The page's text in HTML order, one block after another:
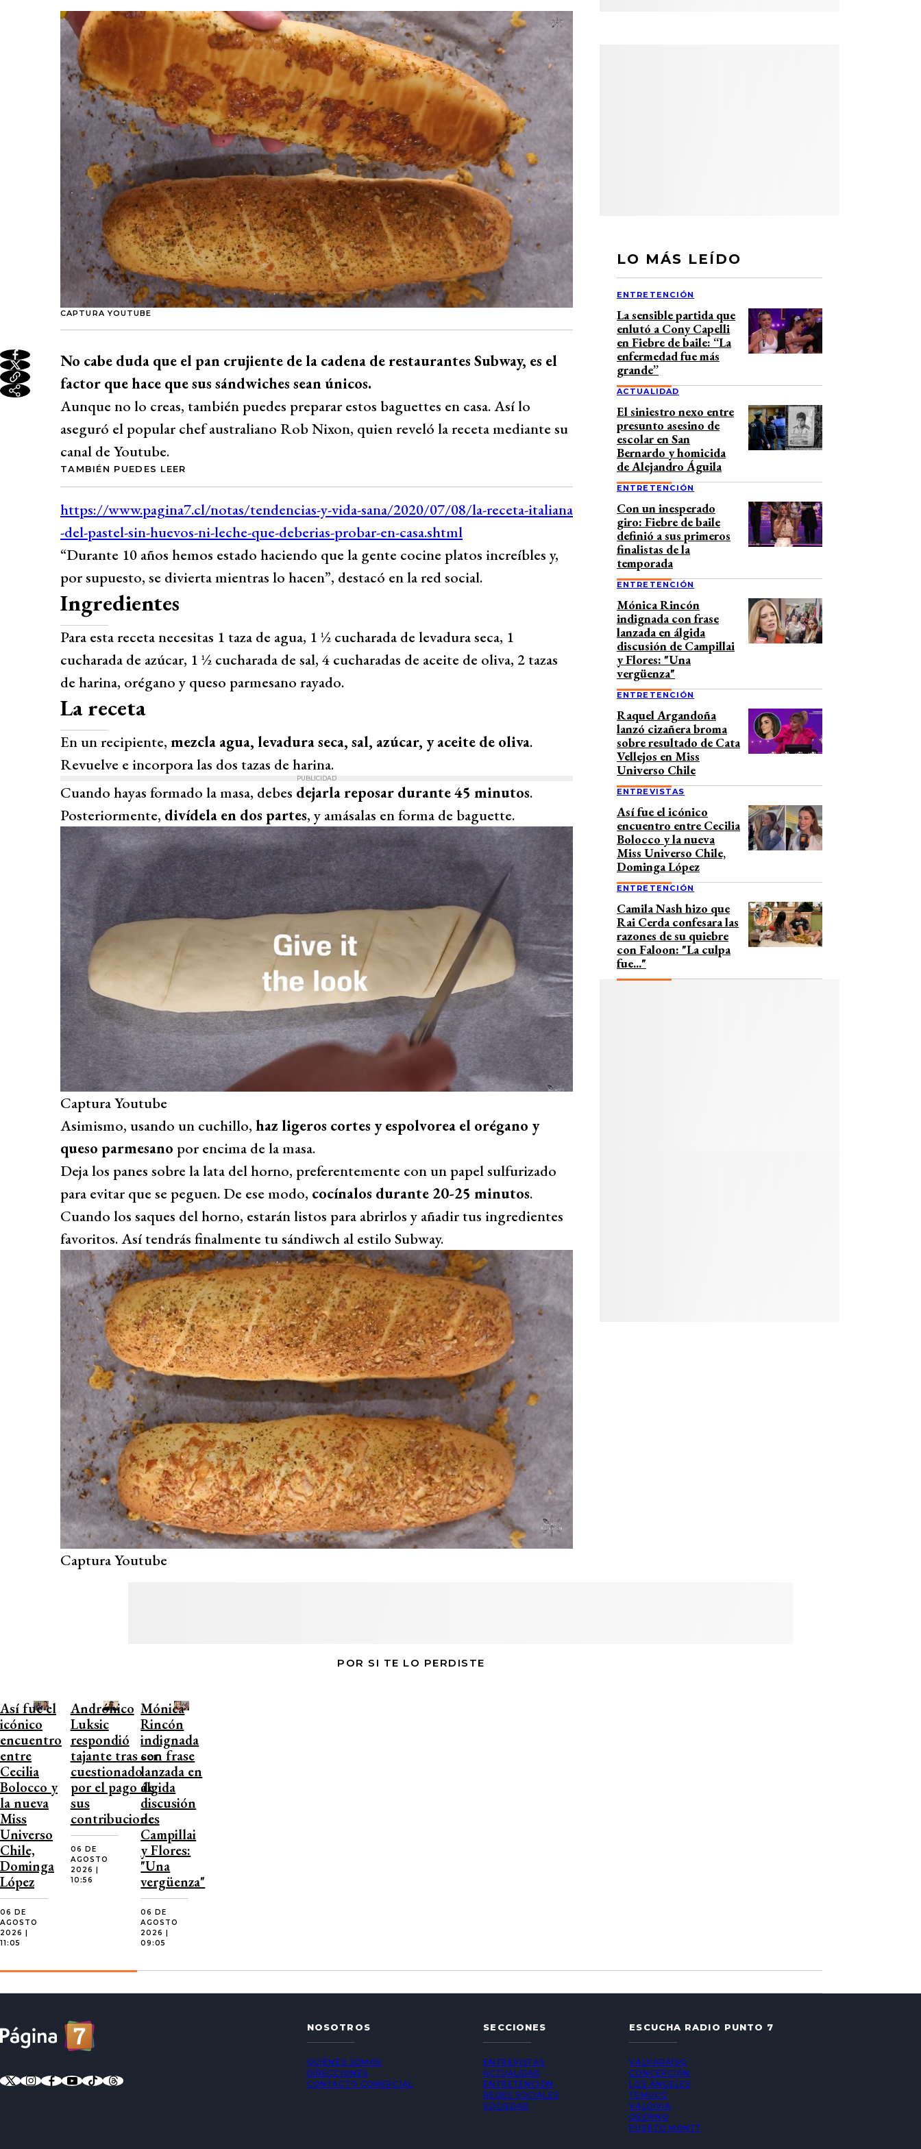
CAPTURA YOUTUBE
No cabe duda que el pan crujiente de la cadena de restaurantes Subway, es el
factor que hace que sus sándwiches sean únicos.
Aunque no lo creas, también puedes preparar estos baguettes en casa. Así lo
aseguró el popular chef australiano Rob Nixon, quien reveló la receta mediante su
canal de Youtube.
TAMBIÉN PUEDES LEER
“Durante 10 años hemos estado haciendo que la gente cocine platos increíbles y,
por supuesto, se divierta mientras lo hacen”, destacó en la red social.
Ingredientes
Para esta receta necesitas 1 taza de agua, 1 ½ cucharada de levadura seca, 1
cucharada de azúcar, 1 ½ cucharada de sal, 4 cucharadas de aceite de oliva, 2 tazas
de harina, orégano y queso parmesano rayado.
La receta
En un recipiente, mezcla agua, levadura seca, sal, azúcar, y aceite de oliva.
Revuelve e incorpora las dos tazas de harina.
PUBLICIDAD
Cuando hayas formado la masa, debes dejarla reposar durante 45 minutos.
Posteriormente, divídela en dos partes, y amásalas en forma de baguette.
Captura Youtube
Asimismo, usando un cuchillo, haz ligeros cortes y espolvorea el orégano y
queso parmesano por encima de la masa.
Deja los panes sobre la lata del horno, preferentemente con un papel sulfurizado
para evitar que se peguen. De ese modo, cocínalos durante 20-25 minutos.
Cuando los saques del horno, estarán listos para abrirlos y añadir tus ingredientes
favoritos. Así tendrás finalmente tu sándiwch al estilo Subway.
Captura Youtube
LO MÁS LEÍDO
ENTRETENCIÓN
La sensible partida que
enlutó a Cony Capelli
en Fiebre de baile: “La
enfermedad fue más
grande”
ACTUALIDAD
El siniestro nexo entre
presunto asesino de
escolar en San
Bernardo y homicida
de Alejandro Águila
ENTRETENCIÓN
Con un inesperado
giro: Fiebre de baile
definió a sus primeros
finalistas de la
temporada
ENTRETENCIÓN
Mónica Rincón
indignada con frase
lanzada en álgida
discusión de Campillai
y Flores: "Una
vergüenza"
ENTRETENCIÓN
Raquel Argandoña
lanzó cizañera broma
sobre resultado de Cata
Vellejos en Miss
Universo Chile
ENTREVISTAS
Así fue el icónico
encuentro entre Cecilia
Bolocco y la nueva
Miss Universo Chile,
Dominga López
ENTRETENCIÓN
Camila Nash hizo que
Rai Cerda confesara las
razones de su quiebre
con Faloon: "La culpa
fue..."
POR SI TE LO PERDISTE
Así fue el
icónico
encuentro
entre
Cecilia
Bolocco y
la nueva
Miss
Universo
Chile,
Dominga
López
06 DE
AGOSTO
2026 |
11:05
Andrónico
Luksic
respondió
tajante tras ser
cuestionado
por el pago de
sus
contribuciones
06 DE
AGOSTO
2026 |
10:56
Mónica
Rincón
indignada
con frase
lanzada en
álgida
discusión
de
Campillai
y Flores:
"Una
vergüenza"
06 DE
AGOSTO
2026 |
09:05
NOSOTROS
QUIÉNES SOMOS
DIRECCIONES
CONTACTO COMERCIAL
SECCIONES
ENTREVISTAS
ACTUALIDAD
ENTRETENCIÓN
REDES SOCIALES
SOCIEDAD
ESCUCHA RADIO PUNTO 7
VALPARAÍSO
CONCEPCIÓN
LOS ÁNGELES
TEMUCO
VALDIVIA
OSORNO
PUERTO MONTT